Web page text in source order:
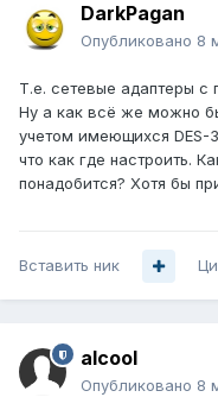
DarkPagan
Опубликовано 8
Т.е. сетевые адаптеры с
Ну а как всё же можно
учетом имеющихся DES-
что как где настроить.
понадобится? Хотя бы
Вставить ник
alcool
Опубликовано 8